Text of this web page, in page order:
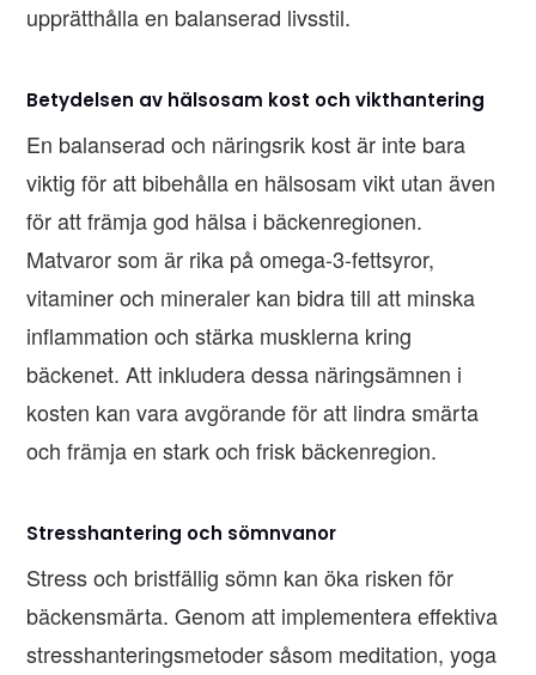
upprätthålla en balanserad livsstil.
Betydelsen av hälsosam kost och vikthantering
En balanserad och näringsrik kost är inte bara
viktig för att bibehålla en hälsosam vikt utan även
för att främja god hälsa i bäckenregionen.
Matvaror som är rika på omega-3-fettsyror,
vitaminer och mineraler kan bidra till att minska
inflammation och stärka musklerna kring
bäckenet. Att inkludera dessa näringsämnen i
kosten kan vara avgörande för att lindra smärta
och främja en stark och frisk bäckenregion.
Stresshantering och sömnvanor
Stress och bristfällig sömn kan öka risken för
bäckensmärta. Genom att implementera effektiva
stresshanteringsmetoder såsom meditation, yoga